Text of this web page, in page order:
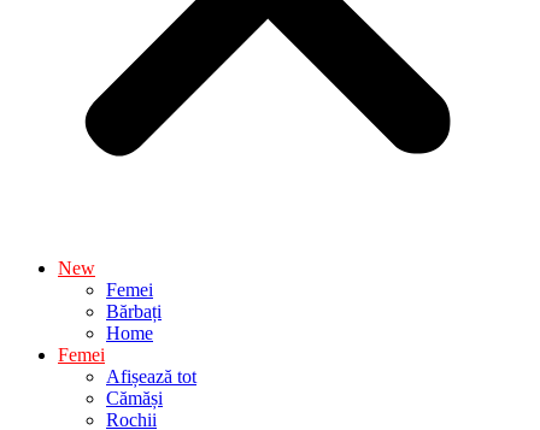
New
Femei
Bărbați
Home
Femei
Afișează tot
Cămăși
Rochii